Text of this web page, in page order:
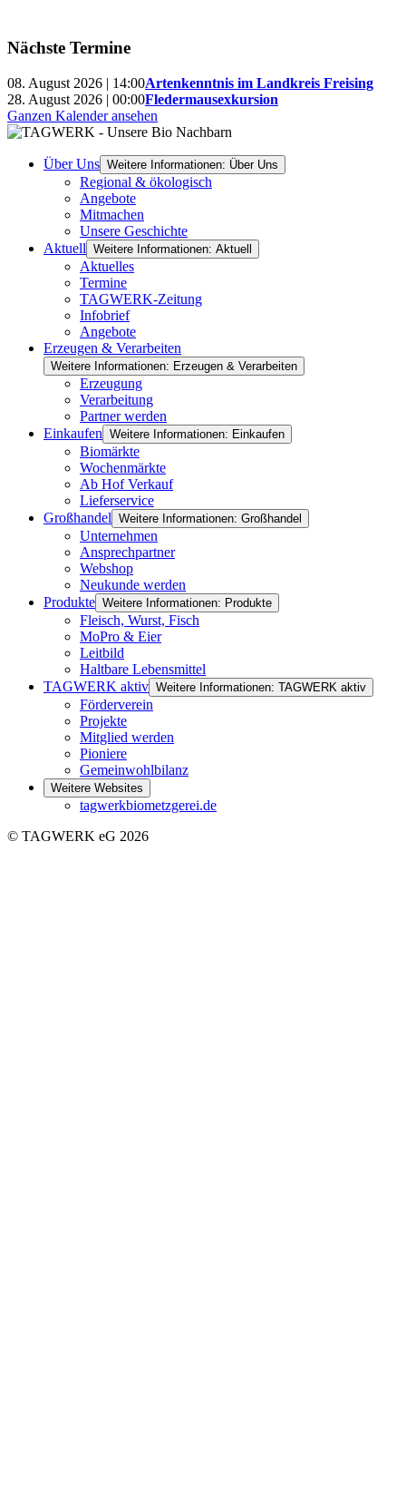
Nächste Termine
08. August 2026 | 14:00Artenkenntnis im Landkreis Freising
28. August 2026 | 00:00Fledermausexkursion
Ganzen Kalender ansehen
Über Uns Weitere Informationen: Über Uns
Regional & ökologisch
Angebote
Mitmachen
Unsere Geschichte
Aktuell Weitere Informationen: Aktuell
Aktuelles
Termine
TAGWERK-Zeitung
Infobrief
Angebote
Erzeugen & Verarbeiten
Weitere Informationen: Erzeugen & Verarbeiten
Erzeugung
Verarbeitung
Partner werden
Einkaufen Weitere Informationen: Einkaufen
Biomärkte
Wochenmärkte
Ab Hof Verkauf
Lieferservice
Großhandel Weitere Informationen: Großhandel
Unternehmen
Ansprechpartner
Webshop
Neukunde werden
Produkte Weitere Informationen: Produkte
Fleisch, Wurst, Fisch
MoPro & Eier
Leitbild
Haltbare Lebensmittel
TAGWERK aktiv Weitere Informationen: TAGWERK aktiv
Förderverein
Projekte
Mitglied werden
Pioniere
Gemeinwohlbilanz
Weitere Websites
tagwerkbiometzgerei.de
© TAGWERK eG 2026